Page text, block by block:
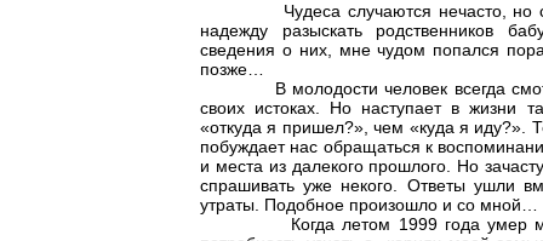
Чудеса случаются нечасто, но со
надежду разыскать родственников
сведения о них, мне чудом попался
позже…
В молодости человек всегда
своих истоках. Но наступает в жизни
«откуда я пришел?», чем «куда я иду?».
побуждает нас обращаться к
и места из далекого прошлого. Но
спрашивать уже некого. Ответы ушли
утраты. Подобное произошло и со мной…
Когда летом 1999 года умер мой